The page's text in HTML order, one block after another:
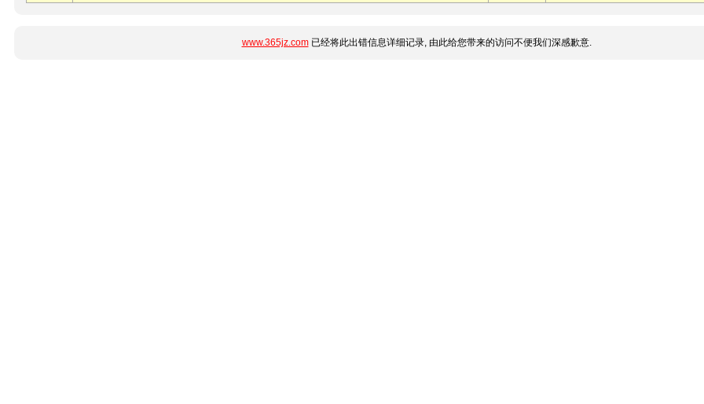
www.365jz.com已经将此出错信息详细记录, 由此给您带来的访问不便我们深感歉意.